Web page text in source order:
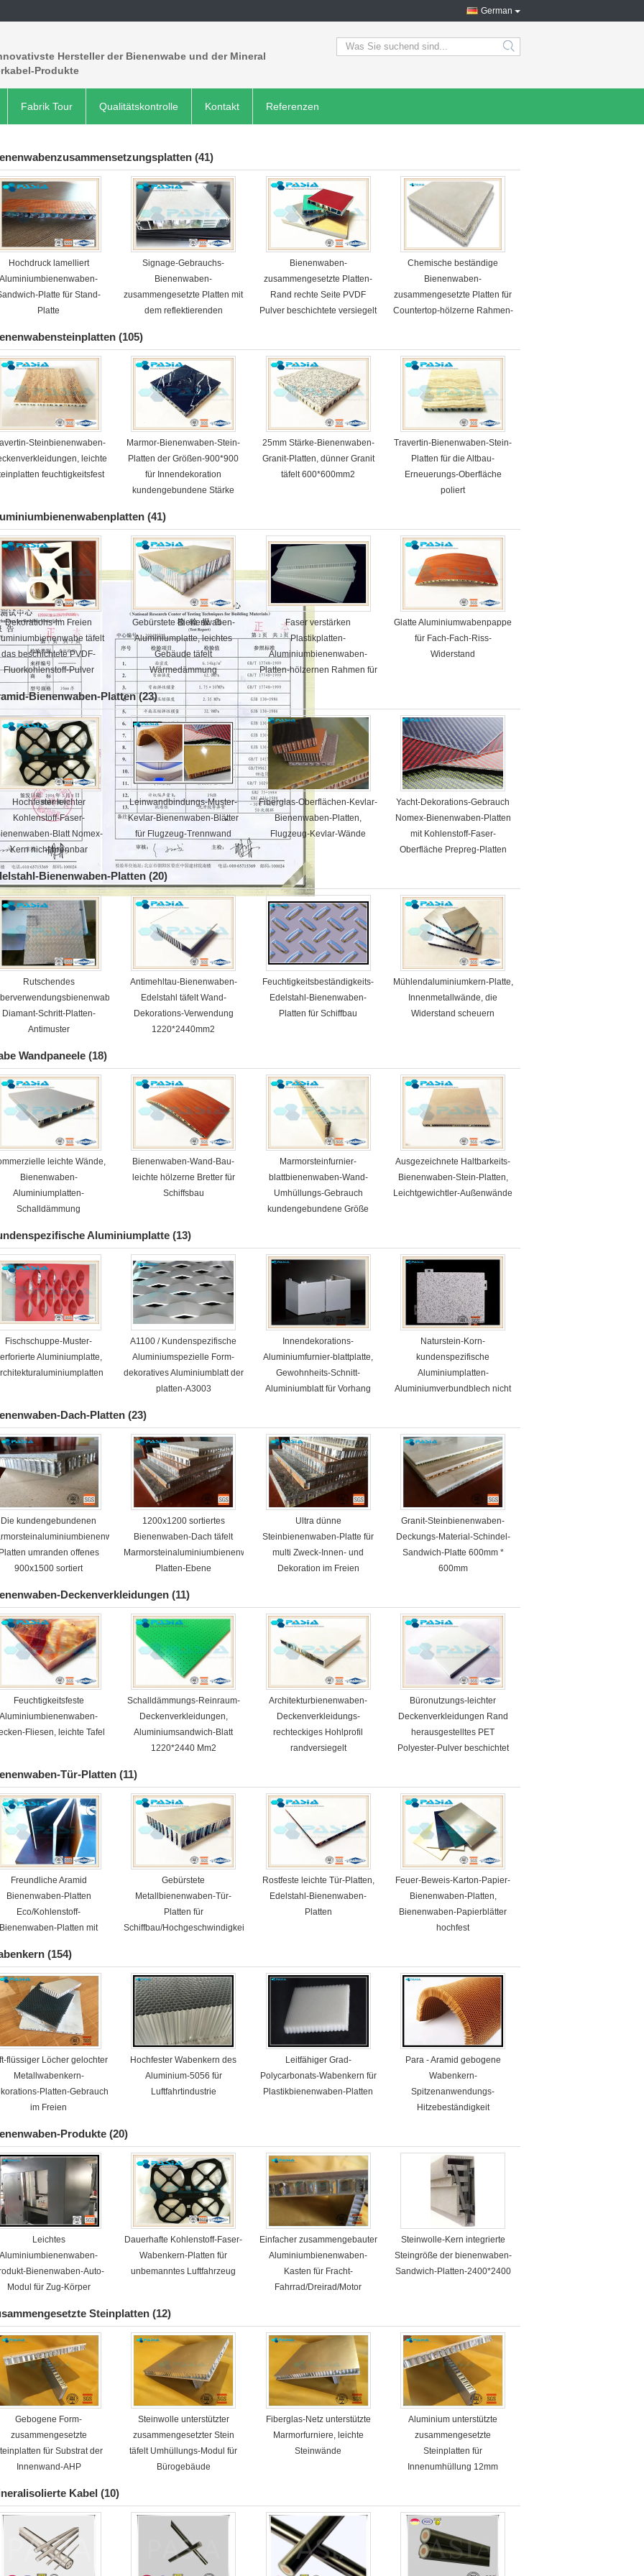
German
Hersteller der Bienenwabe und der Mineral
Produkte
search
Fabrik Tour Qualitätskontrolle Kontakt Referenzen
(41)
Hochdruck lamelliert
Aluminiumbienenwaben-
Platte für Stand-
Platte
Signage-Gebrauchs-
Bienenwaben-
zusammengesetzte Platten mit
dem reflektierenden
Bienenwaben-
zusammengesetzte Platten-
Rand rechte Seite PVDF
Pulver beschichtete versiegelt
Chemische beständige
Bienenwaben-
zusammengesetzte Platten für
Countertop-hölzerne Rahmen-
(105)
Steinbienenwaben-
leichte
feuchtigkeitsfest
Marmor-Bienenwaben-Stein-
Platten der Größen-900*900
für Innendekoration
kundengebundene Stärke
25mm Stärke-Bienenwaben-
Granit-Platten, dünner Granit
täfelt 600*600mm2
Travertin-Bienenwaben-Stein-
Platten für die Altbau-
Erneuerungs-Oberfläche
poliert
(41)
Dekorations-im Freien
täfelt
das beschichtete PVDF-
Fluorkohlenstoff-Pulver
Gebürstete Bienenwaben-
Aluminiumplatte, leichtes
Gebäude täfelt
Wärmedämmung
Faser verstärken
Plastikplatten-
Aluminiumbienenwaben-
Platten-hölzernen Rahmen für
Glatte Aluminiumwabenpappe
für Fach-Fach-Riss-
Widerstand
Bienenwaben-Platten (23)
Hochfester leichter
Kohlenstoff-Faser-
Blatt Nomex-
Kern nicht brennbar
Leinwandbindungs-Muster-
Kevlar-Bienenwaben-Blätter
für Flugzeug-Trennwand
Fiberglas-Oberflächen-Kevlar-
Bienenwaben-Platten,
Flugzeug-Kevlar-Wände
Yacht-Dekorations-Gebrauch
Nomex-Bienenwaben-Platten
mit Kohlenstoff-Faser-
Oberfläche Prepreg-Platten
Bienenwaben-Platten (20)
Rutschendes
Diamant-Schritt-Platten-
Antimuster
Antimehltau-Bienenwaben-
Edelstahl täfelt Wand-
Dekorations-Verwendung
1220*2440mm2
Feuchtigkeitsbeständigkeits-
Edelstahl-Bienenwaben-
Platten für Schiffbau
Mühlendaluminiumkern-Platte,
Innenmetallwände, die
Widerstand scheuern
Wandpaneele (18)
leichte Wände,
Bienenwaben-
Aluminiumplatten-
Schalldämmung
Bienenwaben-Wand-Bau-
leichte hölzerne Bretter für
Schiffsbau
Marmorsteinfurnier-
blattbienenwaben-Wand-
Umhüllungs-Gebrauch
kundengebundene Größe
Ausgezeichnete Haltbarkeits-
Bienenwaben-Stein-Platten,
Leichtgewichtler-Außenwände
Aluminiumplatte (13)
Fischschuppe-Muster-
Aluminiumplatte,
A1100 / Kundenspezifische
Aluminiumspezielle Form-
dekoratives Aluminiumblatt der
platten-A3003
Innendekorations-
Aluminiumfurnier-blattplatte,
Gewohnheits-Schnitt-
Aluminiumblatt für Vorhang
Naturstein-Korn-
kundenspezifische
Aluminiumplatten-
Aluminiumverbundblech nicht
Dach-Platten (23)
Die kundengebundenen
umranden offenes
900x1500 sortiert
1200x1200 sortiertes
Bienenwaben-Dach täfelt
Marmorsteinaluminiumbienenwaben-
Platten-Ebene
Ultra dünne
Steinbienenwaben-Platte für
multi Zweck-Innen- und
Dekoration im Freien
Granit-Steinbienenwaben-
Deckungs-Material-Schindel-
Sandwich-Platte 600mm *
600mm
Deckenverkleidungen (11)
Feuchtigkeitsfeste
Aluminiumbienenwaben-
Fliesen, leichte Tafel
Schalldämmungs-Reinraum-
Deckenverkleidungen,
Aluminiumsandwich-Blatt
1220*2440 Mm2
Architekturbienenwaben-
Deckenverkleidungs-
rechteckiges Hohlprofil
randversiegelt
Büronutzungs-leichter
Deckenverkleidungen Rand
herausgestelltes PET
Polyester-Pulver beschichtet
Tür-Platten (11)
Freundliche Aramid
Bienenwaben-Platten
Eco/Kohlenstoff-
Bienenwaben-Platten mit
Gebürstete
Metallbienenwaben-Tür-
Platten für
Schiffbau/Hochgeschwindigkeitszug
Rostfeste leichte Tür-Platten,
Edelstahl-Bienenwaben-
Platten
Feuer-Beweis-Karton-Papier-
Bienenwaben-Platten,
Bienenwaben-Papierblätter
hochfest
(154)
flüssiger Löcher gelochter
Metallwabenkern-
Platten-Gebrauch
im Freien
Hochfester Wabenkern des
Aluminium-5056 für
Luftfahrtindustrie
Leitfähiger Grad-
Polycarbonats-Wabenkern für
Plastikbienenwaben-Platten
Para - Aramid gebogene
Wabenkern-
Spitzenanwendungs-
Hitzebeständigkeit
Produkte (20)
Leichtes
Aluminiumbienenwaben-
Bienenwaben-Auto-
Modul für Zug-Körper
Dauerhafte Kohlenstoff-Faser-
Wabenkern-Platten für
unbemanntes Luftfahrzeug
Einfacher zusammengebauter
Aluminiumbienenwaben-
Kasten für Fracht-
Fahrrad/Dreirad/Motor
Steinwolle-Kern integrierte
Steingröße der bienenwaben-
Sandwich-Platten-2400*2400
Steinplatten (12)
Gebogene Form-
zusammengesetzte
für Substrat der
Innenwand-AHP
Steinwolle unterstützter
zusammengesetzter Stein
täfelt Umhüllungs-Modul für
Bürogebäude
Fiberglas-Netz unterstützte
Marmorfurniere, leichte
Steinwände
Aluminium unterstützte
zusammengesetzte
Steinplatten für
Innenumhüllung 12mm
Kabel (10)